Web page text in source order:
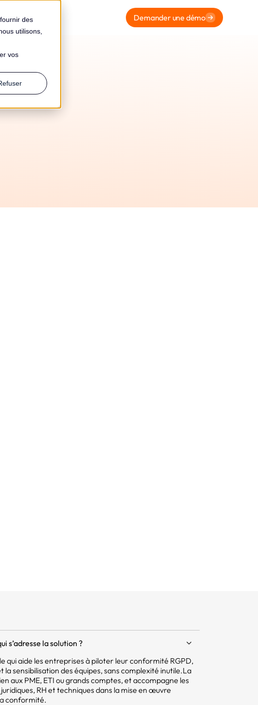
des
utilisons,
vos
Demander une démo
Sc
Srl
s’adresse la solution ?
qui aide les entreprises à piloter leur conformité RGPD,
la sensibilisation des équipes, sans complexité inutile.La
aux PME, ETI ou grands comptes, et accompagne les
RH et techniques dans la mise en œuvre
conformité.